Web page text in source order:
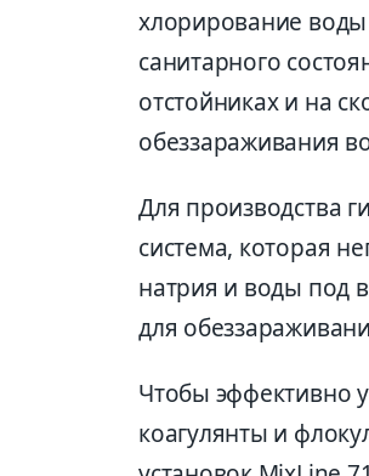
хлорирование
санитарного
отстойниках и на
обеззараживания
Для производства
система, которая
натрия и воды под
для
Чтобы эффективно
коагулянты и